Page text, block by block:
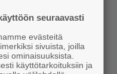
seuraavasti
evästeitä
sivuista, joilla
ominaisuuksista.
käyttötarkoituksiin ja